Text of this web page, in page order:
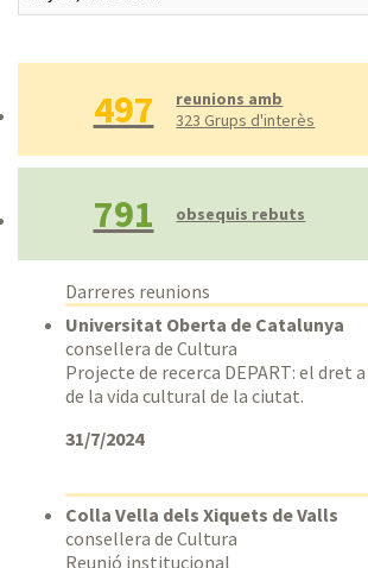
Darrers tres mesos
Darrer any
Rang personalitzat
497
reunions amb
323 Grups d'interès
791 obsequis rebuts
Darreres reunions
Universitat Oberta de Catalunya
consellera de Cultura
Projecte de recerca DEPART: el dret
de la vida cultural de la ciutat.
31/7/2024
Colla Vella dels Xiquets de Valls
consellera de Cultura
Reunió institucional